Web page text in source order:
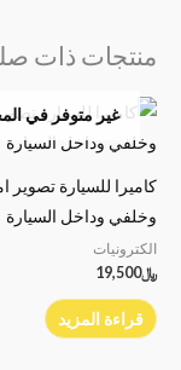
منتجات ذات
غير متوفر في
كاميرا للسيارة تصوير
وخلفي وداخل السيارة
الكترونيات
﷼19,500
قراءة المزيد